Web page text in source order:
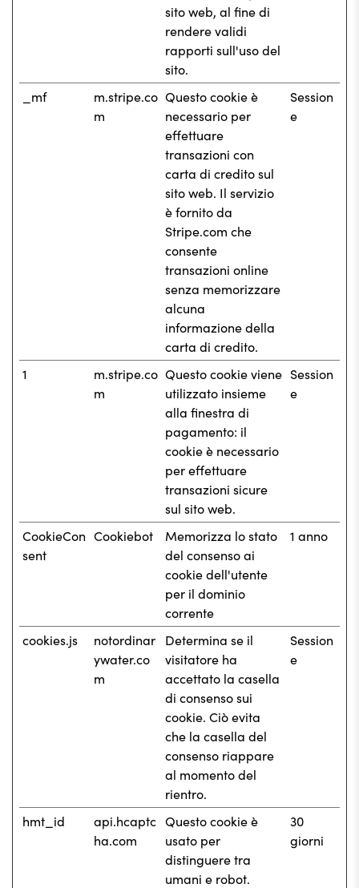
sito web, al fine di
rendere validi
rapporti sull'uso del
sito.
_mf
m.stripe.co
m
Questo cookie è
necessario per
effettuare
transazioni con
carta di credito sul
sito web. Il servizio
è fornito da
Stripe.com che
consente
transazioni online
senza memorizzare
alcuna
informazione della
carta di credito.
Session
e
1
m.stripe.co
m
Questo cookie viene
utilizzato insieme
alla finestra di
pagamento: il
cookie è necessario
per effettuare
transazioni sicure
sul sito web.
Session
e
CookieCon
sent
Cookiebot
Memorizza lo stato
del consenso ai
cookie dell'utente
per il dominio
corrente
1 anno
cookies.js
notordinar
ywater.co
m
Determina se il
visitatore ha
accettato la casella
di consenso sui
cookie. Ciò evita
che la casella del
consenso riappare
al momento del
rientro.
Session
e
hmt_id
api.hcaptc
ha.com
Questo cookie è
usato per
distinguere tra
umani e robot.
30
giorni